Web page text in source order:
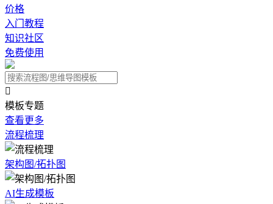
价格
入门教程
知识社区
免费使用

模板专题
查看更多
流程梳理
架构图/拓扑图
AI生成模板